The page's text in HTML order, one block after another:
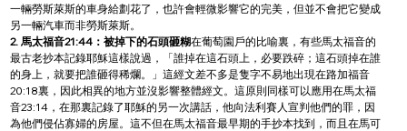
一輛勞斯萊斯的車身給劃花了，也許會輕微影響它的完美，但並不會把它變成
另一輛汽車而非勞斯萊斯。
2. 馬太福音21:44：被掉下的石頭砸糊在葡萄園戶的比喻裏，有些馬太福音的
最古老抄本記錄耶穌這樣說過，「誰掉在這石頭上，必要跌碎；這石頭掉在誰
的身上，就要把誰砸得稀爛。」這經文差不多是隻字不易地出現在路加福音
20:18裏，因此相異的地方並沒影響整體經文。這原則同樣可以應用在馬太福
音23:14，在那裏記錄了耶穌的另一次講話，他向法利賽人宣判他們的罪，因
為他們侵佔寡婦的房屋。這不但在馬太福音最早期的手抄本找到，而且在馬可